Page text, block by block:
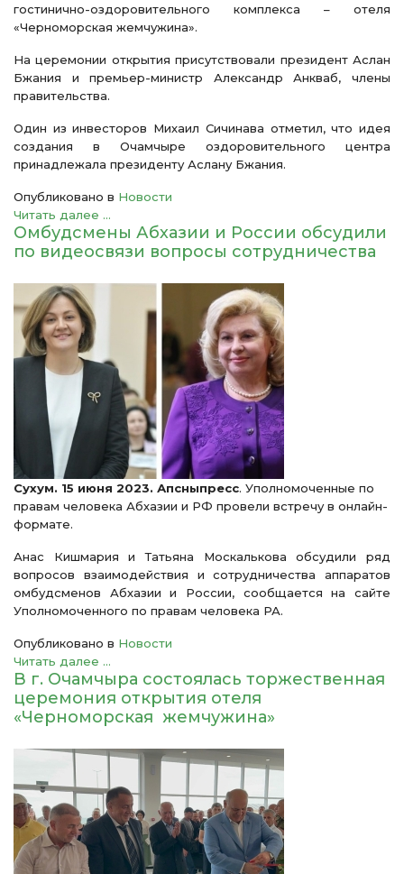
гостинично-оздоровительного комплекса – отеля
«Черноморская жемчужина».
На церемонии открытия присутствовали президент Аслан
Бжания и премьер-министр Александр Анкваб, члены
правительства.
Один из инвесторов Михаил Сичинава отметил, что идея
создания в Очамчыре оздоровительного центра
принадлежала президенту Аслану Бжания.
Опубликовано в Новости
Читать далее ...
Омбудсмены Абхазии и России обсудили
по видеосвязи вопросы сотрудничества
Сухум. 15 июня 2023. Апсныпресс. Уполномоченные по
правам человека Абхазии и РФ провели встречу в онлайн-
формате.
Анас Кишмария и Татьяна Москалькова обсудили ряд
вопросов взаимодействия и сотрудничества аппаратов
омбудсменов Абхазии и России, сообщается на сайте
Уполномоченного по правам человека РА.
Опубликовано в Новости
Читать далее ...
В г. Очамчыра состоялась торжественная
церемония открытия отеля
«Черноморская жемчужина»